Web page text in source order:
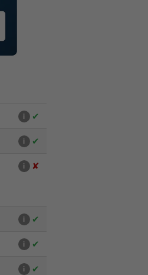
i ✔
i ✔
i ✘
i ✔
i ✔
i ✔